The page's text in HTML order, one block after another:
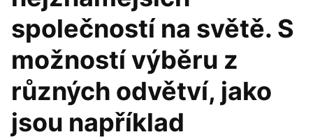
společností na světě. S
možností výběru z
různých odvětví, jako
jsou například